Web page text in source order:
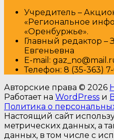
Учредитель –
«Региональное
«Оренбуржье».
Главный редактор –
Евгеньевна
E-mail:
Телефон: 8 (35-363) 7-
Авторские права © 2026
Работает на WordPress и
Политика о
Настоящий сайт
метрических данных, а
данных, в том числе с